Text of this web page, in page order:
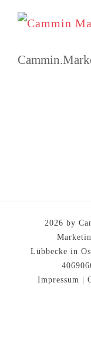
Zum
springen
2026 by
Lübbecke in
Impressum |